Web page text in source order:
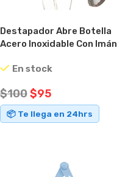
Destapador Abre Botella
Acero Inoxidable Con Imán
En stock
$100$95
📦 Te llega en 24hrs